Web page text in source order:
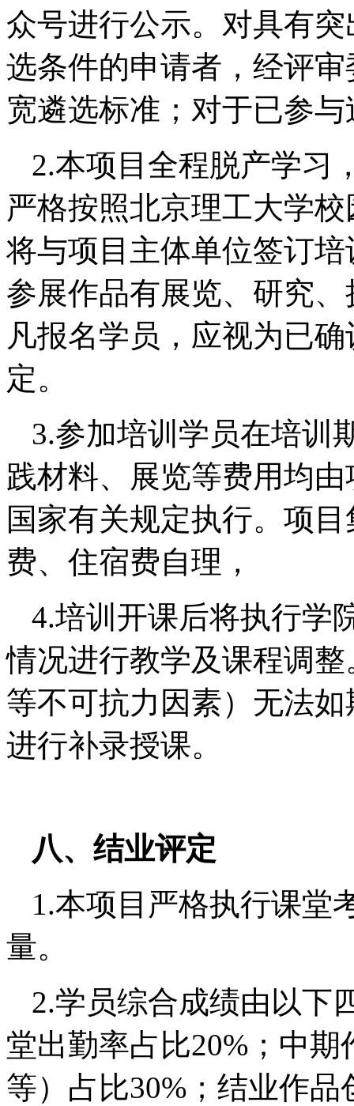
众号进行公示。对具有
选条件的申请者，经评
宽遴选标准；对于已参
2.本项目全程脱产学习
严格按照北京理工大学
将与项目主体单位签订
参展作品有展览、研究
凡报名学员，应视为已
定。
3.参加培训学员在培训
践材料、展览等费用均
国家有关规定执行。项
费、住宿费自理，
4.培训开课后将执行学
情况进行教学及课程调
等不可抗力因素）无法
进行补录授课。
八、 结业评定
1.本项目严格执行课堂
量。
2.学员综合成绩由以下
堂出勤率占比20%；中
等）占比30%；结业作